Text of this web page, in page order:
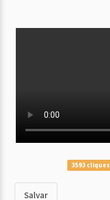
3593 cliques
Salvar